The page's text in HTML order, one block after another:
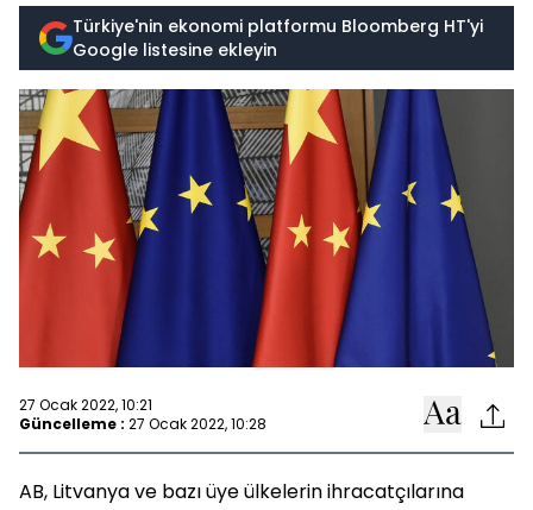
Türkiye'nin ekonomi platformu Bloomberg HT'yi
Google listesine ekleyin
27 Ocak 2022, 10:21
Güncelleme : 27 Ocak 2022, 10:28
AB, Litvanya ve bazı üye ülkelerin ihracatçılarına